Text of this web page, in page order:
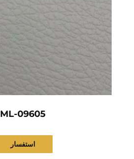
ML-09605
استفسار